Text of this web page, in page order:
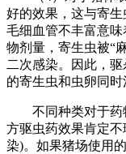
好的效果，这与寄生
毛细血管不丰富意
物剂量，寄生虫被“
二次感染。因此，
的寄生虫和虫卵同时
不同种类对于药
方驱虫药效果肯定
染)。如果猪场使用